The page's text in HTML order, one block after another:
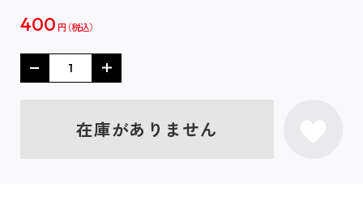
400 円
在庫がありません